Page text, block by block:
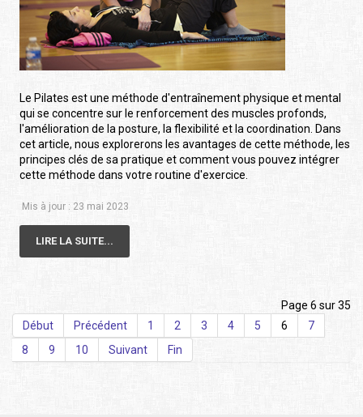
Le Pilates est une méthode d'entraînement physique et mental
qui se concentre sur le renforcement des muscles profonds,
l'amélioration de la posture, la flexibilité et la coordination. Dans
cet article, nous explorerons les avantages de cette méthode, les
principes clés de sa pratique et comment vous pouvez intégrer
cette méthode dans votre routine d'exercice.
Mis à jour : 23 mai 2023
LIRE LA SUITE...
Page 6 sur 35
Début
Précédent 1 2 3 4 5 6
7
8
9 10 Suivant Fin